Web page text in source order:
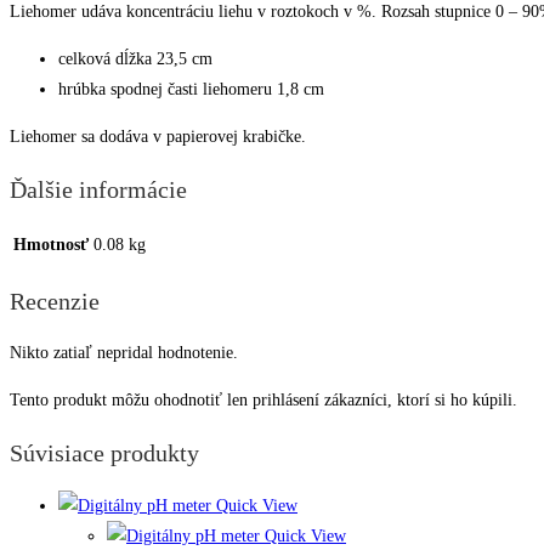
Liehomer udáva koncentráciu liehu v roztokoch v %. Rozsah stupnice 0 –
celková dĺžka 23,5 cm
hrúbka spodnej časti liehomeru 1,8 cm
Liehomer sa dodáva v papierovej krabičke.
Ďalšie informácie
Hmotnosť 0.08 kg
Recenzie
Nikto zatiaľ nepridal hodnotenie.
Tento produkt môžu ohodnotiť len prihlásení zákazníci, ktorí si ho kúpili.
Súvisiace produkty
Quick View
Quick View